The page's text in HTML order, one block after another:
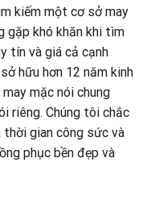
kiếm một cơ sở may
gặp khó khăn khi tìm
tín và giá cả cạnh
sở hữu hơn 12 năm kinh
mặc nói chung
riêng. Chúng tôi chắc
gian công sức và
phục bền đẹp và